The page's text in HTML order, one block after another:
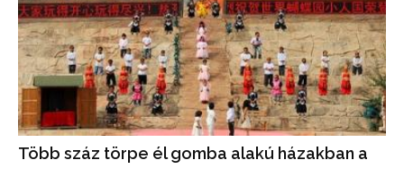
Több száz törpe él gomba alakú házakban a